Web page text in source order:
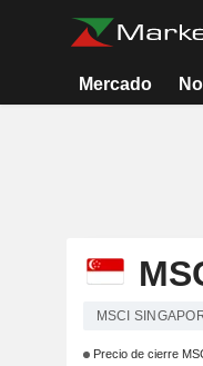
Mercado
MSCI
Precio de cierre